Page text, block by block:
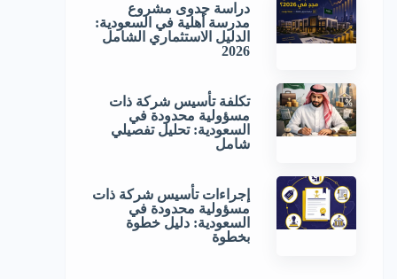
دراسة جدوى مشروع
مدرسة أهلية في السعودية:
الدليل الاستثماري الشامل
2026
تكلفة تأسيس شركة ذات
مسؤولية محدودة في
السعودية: تحليل تفصيلي
شامل
إجراءات تأسيس شركة ذات
مسؤولية محدودة في
السعودية: دليل خطوة
بخطوة